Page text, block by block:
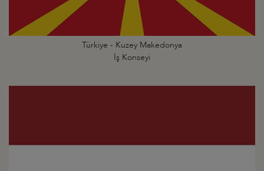
Türkiye - Kuzey Makedonya
İş Konseyi